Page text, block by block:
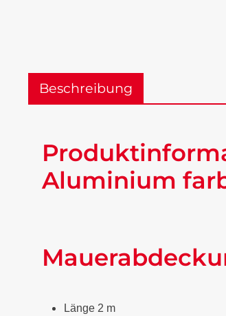
Beschreibung
Aluminium
Länge 2 m